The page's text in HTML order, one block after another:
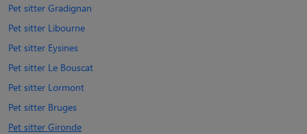
Pet sitter Gradignan
Pet sitter Libourne
Pet sitter Eysines
Pet sitter Le Bouscat
Pet sitter Lormont
Pet sitter Bruges
Pet sitter Gironde